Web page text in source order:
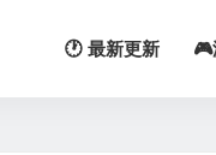
🕐 最新更新 🎮